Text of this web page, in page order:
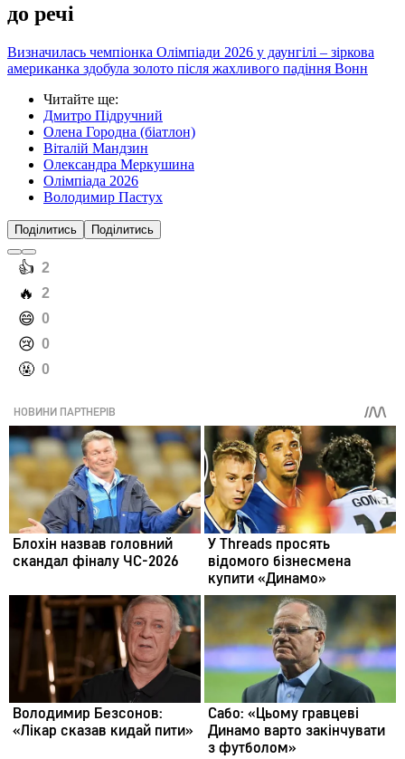
до речі
Визначилась чемпіонка Олімпіади 2026 у даунгілі – зіркова
американка здобула золото після жахливого падіння Вонн
Читайте ще:
Дмитро Підручний
Олена Городна (біатлон)
Віталій Мандзин
Олександра Меркушина
Олімпіада 2026
Володимир Пастух
Поділитись Поділитись
️👍 2
️🔥 2
️😄 0
️😢 0
️🤬 0